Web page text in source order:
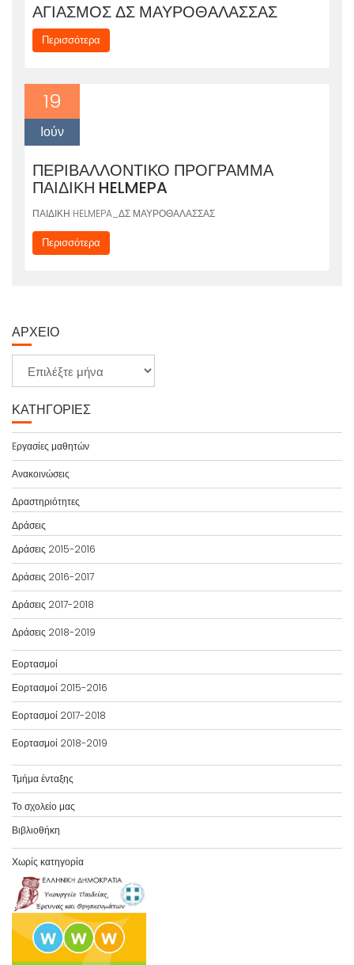
ΑΓΙΑΣΜΟΣ ΔΣ ΜΑΥΡΟΘΑΛΑΣΣΑΣ
Περισσότερα
19
Ιούν
ΠΕΡΙΒΑΛΛΟΝΤΙΚΟ ΠΡΟΓΡΑΜΜΑ
ΠΑΙΔΙΚΗ HELMEPA
ΠΑΙΔΙΚΗ HELMEPA_ΔΣ ΜΑΥΡΟΘΑΛΑΣΣΑΣ
Περισσότερα
ΑΡΧΕΊΟ
χ
ε
ί
ο
ΚΑΤΗΓΟΡΊΕΣ
Eργασίες μαθητών
Ανακοινώσεις
Δραστηριότητες
Δράσεις
Δράσεις 2015-2016
Δράσεις 2016-2017
Δράσεις 2017-2018
Δράσεις 2018-2019
Εορτασμοί
Εορτασμοί 2015-2016
Εορτασμοί 2017-2018
Εορτασμοί 2018-2019
Τμήμα ένταξης
Το σχολείο μας
Βιβλιοθήκη
Χωρίς κατηγορία